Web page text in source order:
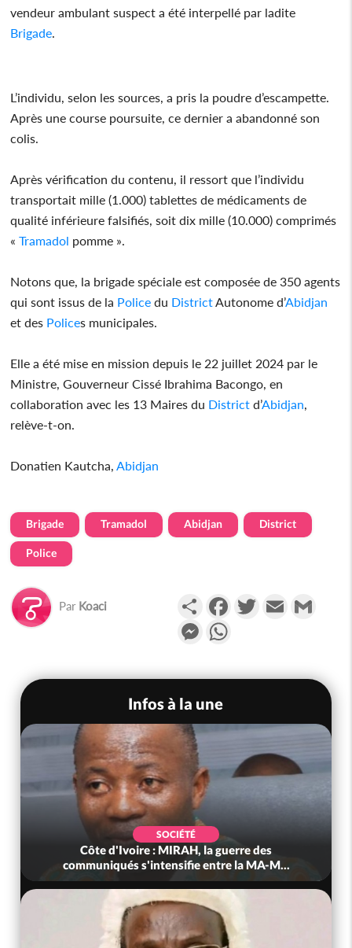
vendeur ambulant suspect a été interpellé par ladite
Brigade
L’individu, selon les sources, a pris la poudre d’escampette.
Après une course poursuite, ce dernier a abandonné son
colis.
Après vérification du contenu, il ressort que l’individu
transportait mille (1.000) tablettes de médicaments de
qualité inférieure falsifiés, soit dix mille (10.000) comprimés
«Tramadol pomme ».
Notons que, la brigade spéciale est composée de 350 agents
qui sont issus de la Police du District Autonome d’Abidjan
et des Polices municipales.
Elle a été mise en mission depuis le 22 juillet 2024 par le
Ministre, Gouverneur Cissé Ibrahima Bacongo, en
collaboration avec les 13 Maires du District d’Abidjan
relève-t-on.
Donatien Kautcha, Abidjan
Brigade Tramadol Abidjan District
Police
Par Koaci PartagerFacebookTwitterEmail
Messenger
Infos à la une
SOCIÉTÉ
Côte d'Ivoire : MIRAH, la guerre des
communiqués s'intensifie entre la MA-M...